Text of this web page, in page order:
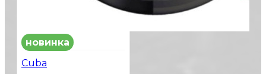
новинка
Cuba